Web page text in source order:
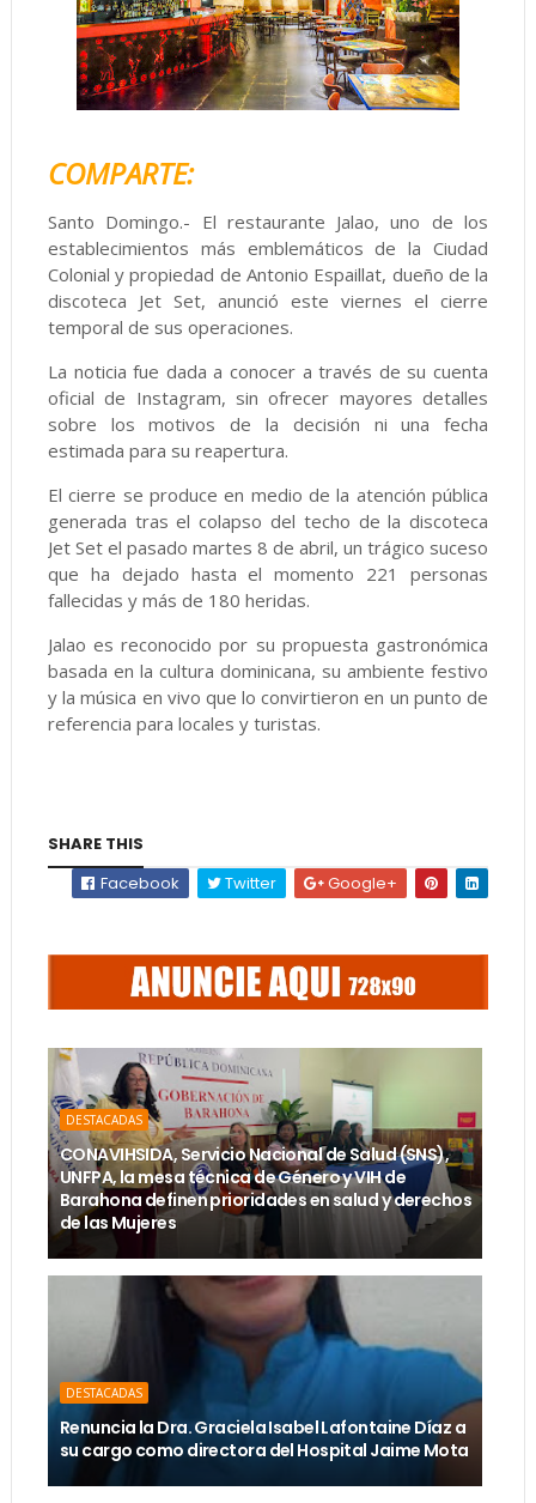
COMPARTE:
Santo Domingo.- El restaurante Jalao, uno de los
establecimientos más emblemáticos de la Ciudad
Colonial y propiedad de Antonio Espaillat, dueño de la
discoteca Jet Set, anunció este viernes el cierre
temporal de sus operaciones.
La noticia fue dada a conocer a través de su cuenta
oficial de Instagram, sin ofrecer mayores detalles
sobre los motivos de la decisión ni una fecha
estimada para su reapertura.
El cierre se produce en medio de la atención pública
generada tras el colapso del techo de la discoteca
Jet Set el pasado martes 8 de abril, un trágico suceso
que ha dejado hasta el momento 221 personas
fallecidas y más de 180 heridas.
Jalao es reconocido por su propuesta gastronómica
basada en la cultura dominicana, su ambiente festivo
y la música en vivo que lo convirtieron en un punto de
referencia para locales y turistas.
SHARE THIS
Facebook
Twitter Google+
DESTACADAS
CONAVIHSIDA, Servicio Nacional de Salud (SNS),
UNFPA, la mesa técnica de Género y VIH de
Barahona definen prioridades en salud y derechos
de las Mujeres
DESTACADAS
Renuncia la Dra. Graciela Isabel Lafontaine Díaz a
su cargo como directora del Hospital Jaime Mota